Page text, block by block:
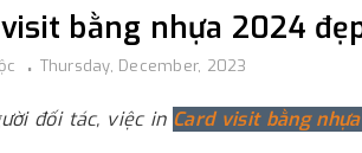
bằng nhựa 2024
Thursday, December, 2023
đối tác, việc in Card visit bằng nhựa